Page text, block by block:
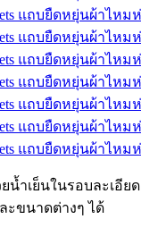
ำเย็นในรอบละเอี
ะขนาดต่างๆ ได้